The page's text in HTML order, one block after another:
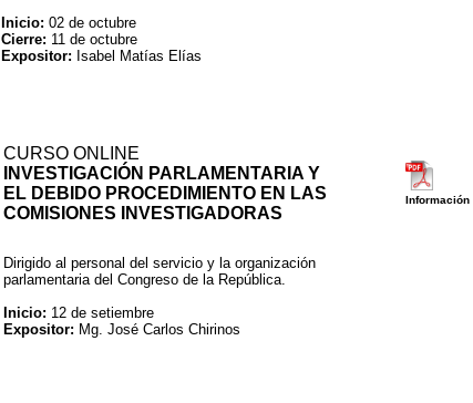
Inicio: 02 de octubre
Cierre: 11 de octubre
Expositor: Isabel Matías Elías
CURSO ONLINE
INVESTIGACIÓN PARLAMENTARIA Y
EL DEBIDO PROCEDIMIENTO EN LAS
COMISIONES INVESTIGADORAS
Información
Dirigido al personal del servicio y la organización
parlamentaria del Congreso de la República.
Inicio: 12 de setiembre
Expositor: Mg. José Carlos Chirinos